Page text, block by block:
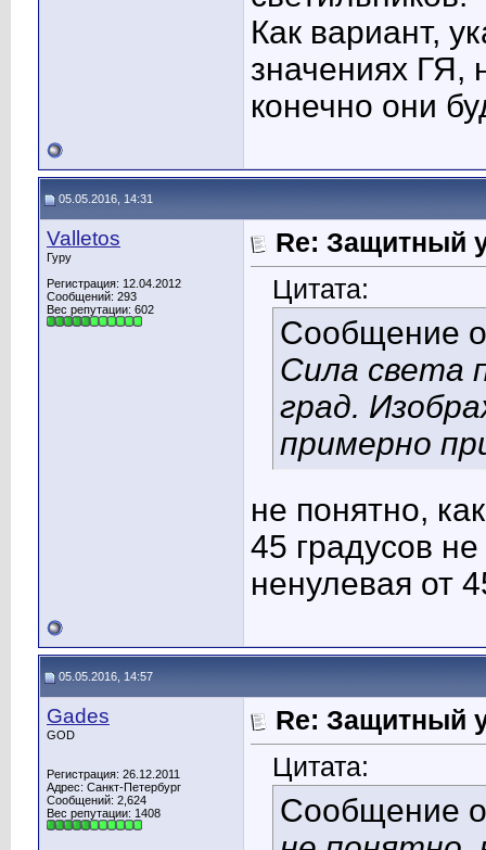
Как вариант,
значениях ГЯ,
конечно они
05.05.2016, 14:31
Valletos
Гуру
Регистрация: 12.04.2012
Сообщений: 293
Вес репутации: 602
Re: Защитный
Цитата:
Сообщение
Сила света
град.
примерно
не понятно,
45 градусов
ненулевая от
05.05.2016, 14:57
Gades
GOD
Регистрация: 26.12.2011
Адрес: Санкт-Петербург
Сообщений: 2,624
Вес репутации: 1408
Re: Защитный
Цитата:
Сообщение